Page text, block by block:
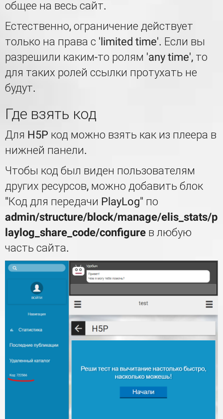
общее на весь сайт.
Естественно, ограничение действует
только на права с 'limited time'. Если вы
разрешили каким-то ролям 'any time', то
для таких ролей ссылки протухать не
будут.
Где взять код
Для H5P код можно взять как из плеера в
нижней панели.
Чтобы код был виден пользователям
других ресурсов, можно добавить блок
"Код для передачи PlayLog" по
admin/structure/block/manage/elis_stats/p
laylog_share_code/configure в любую
часть сайта.